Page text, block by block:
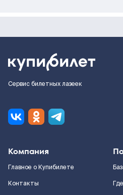
Сервис билетных лазеек
Компания
Главное о Купибилете
Контакты